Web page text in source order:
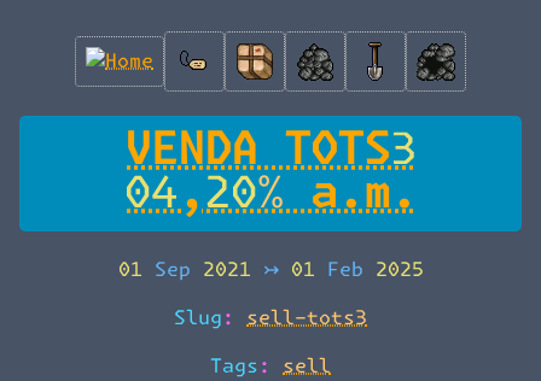
VENDA TOTS3
04,20% a.m.
01 Sep 2021 ↣ 01 Feb 2025
Slug: sell-tots3
Tags: sell